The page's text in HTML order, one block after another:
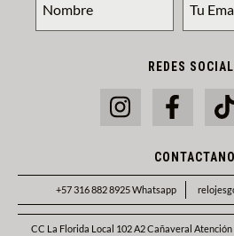
REDES
+57 316 882 8925 Whatsapp
CC La Florida Local 102 A2 Cañaveral Atención